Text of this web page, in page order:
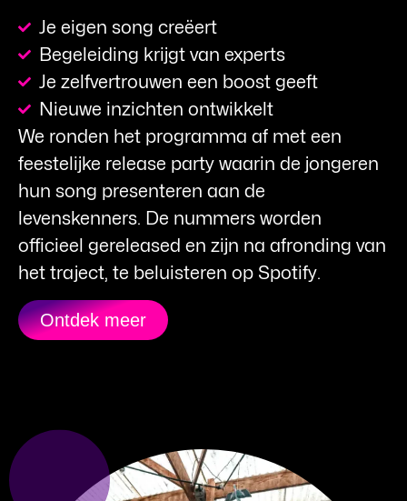
Je eigen song creëert
Begeleiding krijgt van experts
Je zelfvertrouwen een boost geeft
Nieuwe inzichten ontwikkelt
We ronden het programma af met een
feestelijke release party waarin de jongeren
hun song presenteren aan de
levenskenners. De nummers worden
officieel gereleased en zijn na afronding van
het traject, te beluisteren op Spotify.
Ontdek meer